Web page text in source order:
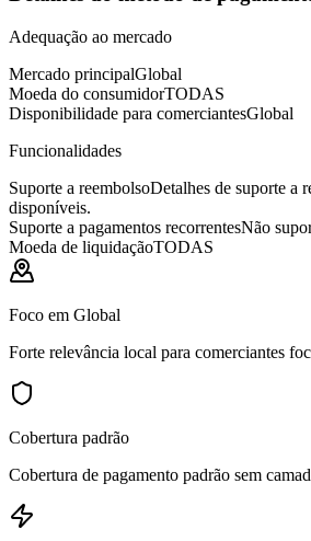
Adequação ao mercado
Mercado principalGlobal
Moeda do consumidorTODAS
Disponibilidade para comerciantesGlobal
Funcionalidades
Suporte a reembolsoDetalhes de suporte a
disponíveis.
Suporte a pagamentos recorrentesNão
Moeda de liquidaçãoTODAS
Foco em Global
Forte relevância local para comerciantes
Cobertura padrão
Cobertura de pagamento padrão sem